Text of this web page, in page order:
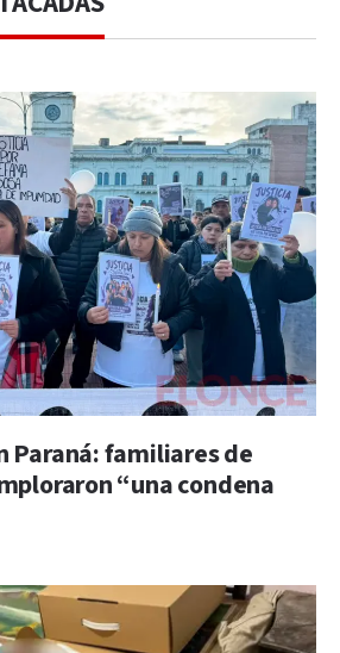
Paraná: familiares de
“una condena